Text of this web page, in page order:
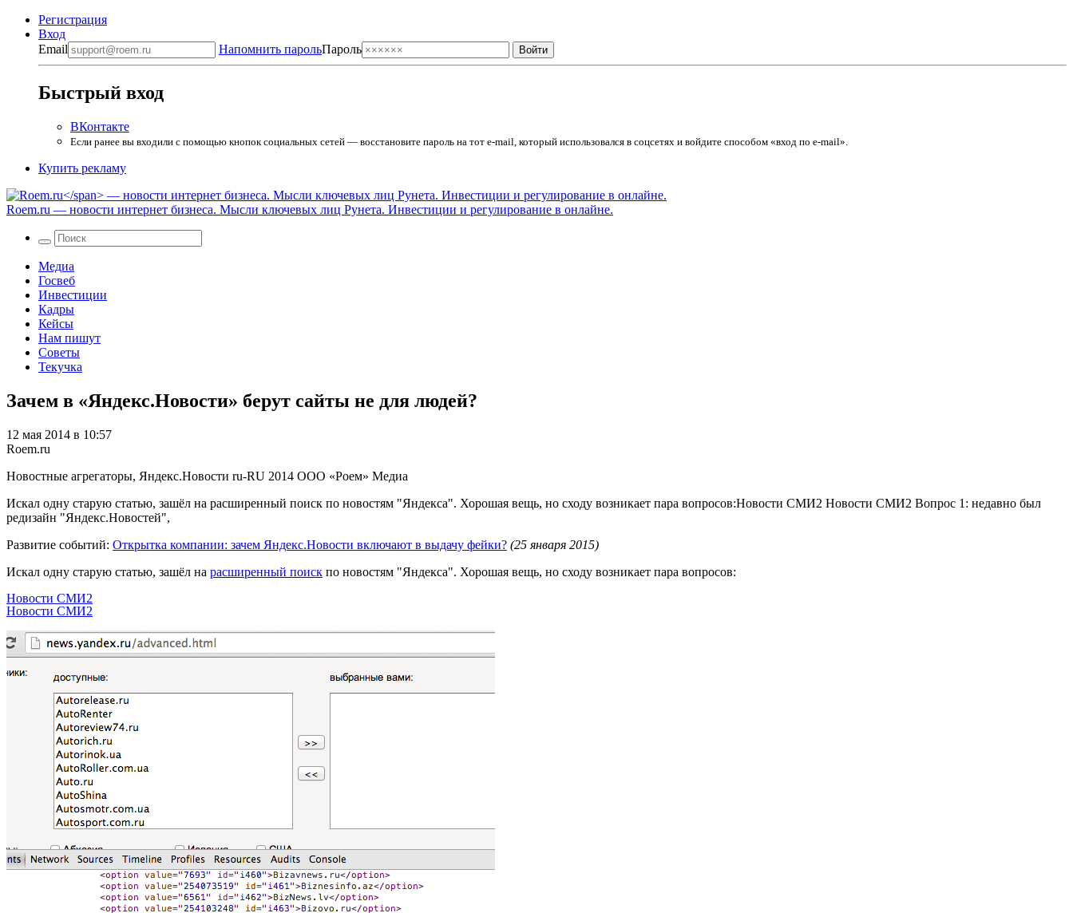
Регистрация
Вход
Email
Напомнить парольПароль
Быстрый вход
ВКонтакте
Если ранее вы входили с помощью кнопок социальных сетей — восстановите пароль на тот e-mail, который использовался в соцсетях и войдите способом «вход по e-mail».
Купить рекламу
Roem.ru — новости интернет бизнеса. Мысли ключевых лиц Рунета. Инвестиции и регулирование в онлайне.
Медиа
Госвеб
Инвестиции
Кадры
Кейсы
Нам пишут
Советы
Текучка
Зачем в «Яндекс.Новости» берут сайты не для людей?
12 мая 2014 в 10:57
Roem.ru
Новостные агрегаторы, Яндекс.Новости ru-RU 2014 ООО «Роем» Медиа
Искал одну старую статью, зашёл на расширенный поиск по новостям "Яндекса". Хорошая вещь, но сходу возникает пара вопросов:Новости СМИ2 Новости СМИ2 Вопрос 1: недавно был
редизайн "Яндекс.Новостей",
Развитие событий: Открытка компании: зачем Яндекс.Новости включают в выдачу фейки? (25 января 2015)
Искал одну старую статью, зашёл на расширенный поиск по новостям "Яндекса". Хорошая вещь, но сходу возникает пара вопросов:
Новости СМИ2
Новости СМИ2